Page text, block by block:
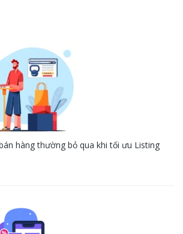
hàng thường bỏ qua khi tối ưu Listing